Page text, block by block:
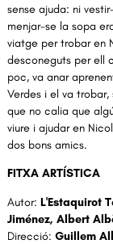
sense ajuda: ni
menjar-se la sopa
viatge per trobar en
desconeguts per ell
poc, va anar
Verdes i el va
que no calia que
viure i ajudar en
dos bons amics.
FITXA ARTÍSTICA
Autor: L'Estaquirot
Jiménez, Albert
Direcció: Guillem